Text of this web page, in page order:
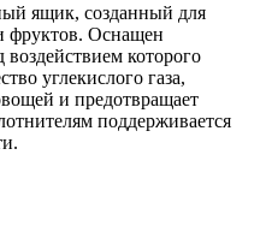
ящик, созданный для
фруктов. Оснащен
которого
углекислого газа,
и предотвращает
поддерживается